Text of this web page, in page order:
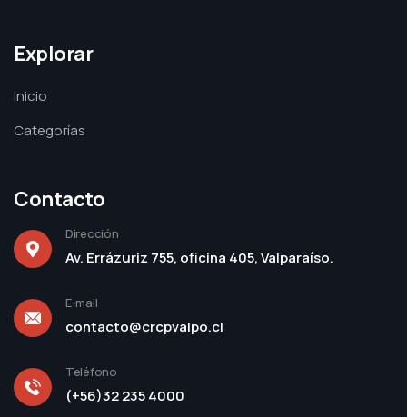
Explorar
Inicio
Categorías
Contacto
Dirección
Av. Errázuriz 755, oficina 405, Valparaíso.
E-mail
contacto@crcpvalpo.cl
Teléfono
(+56)32 235 4000